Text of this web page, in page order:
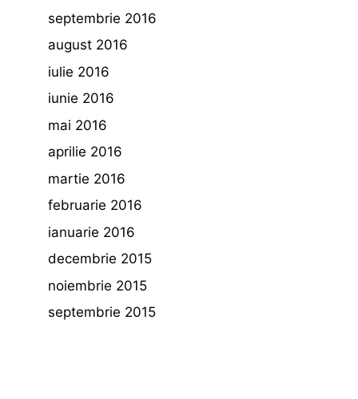
septembrie 2016
august 2016
iulie 2016
iunie 2016
mai 2016
aprilie 2016
martie 2016
februarie 2016
ianuarie 2016
decembrie 2015
noiembrie 2015
septembrie 2015